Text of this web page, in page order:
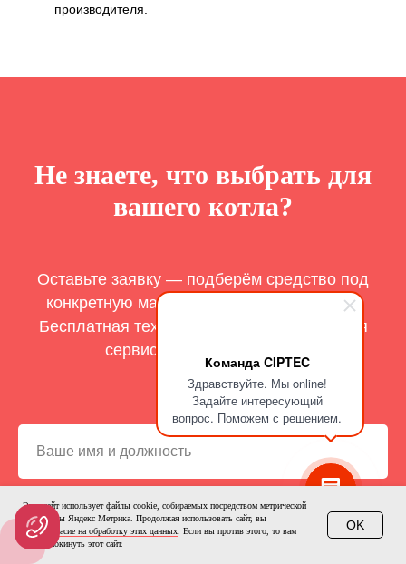
Команда CIPTEC
Здравствуйте. Мы online!
Задайте интересующий
вопрос. Поможем с решением.
производителя.
Не знаете, что выбрать для
вашего котла?
Оставьте заявку — подберём средство под
конкретную марку и тип теплообменника.
Бесплатная техническая консультация для
сервисных специалистов.
Этот сайт использует файлы cookie , собираемых посредством метрической
программы Яндекс Метрика. Продолжая использовать сайт, вы
даетесогласие на обработку этих данных . Если вы против этого, то вам
нужно покинуть этот сайт.
OK